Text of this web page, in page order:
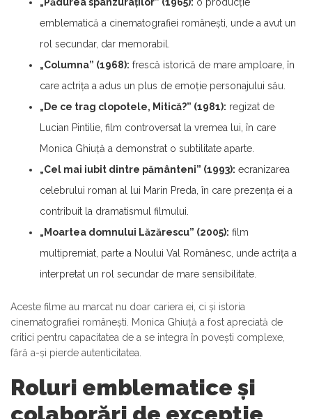
emblematică a cinematografiei românești, unde a avut un
rol secundar, dar memorabil.
„Columna” (1968): frescă istorică de mare amploare, în
care actrița a adus un plus de emoție personajului său.
„De ce trag clopotele, Mitică?” (1981): regizat de
Lucian Pintilie, film controversat la vremea lui, în care
Monica Ghiuță a demonstrat o subtilitate aparte.
„Cel mai iubit dintre pământeni” (1993): ecranizarea
celebrului roman al lui Marin Preda, în care prezența ei a
contribuit la dramatismul filmului.
„Moartea domnului Lăzărescu” (2005): film
multipremiat, parte a Noului Val Românesc, unde actrița a
interpretat un rol secundar de mare sensibilitate.
Aceste filme au marcat nu doar cariera ei, ci și istoria
cinematografiei românești. Monica Ghiuță a fost apreciată de
critici pentru capacitatea de a se integra în povești complexe,
fără a-și pierde autenticitatea.
Roluri emblematice și
colaborări de excepție